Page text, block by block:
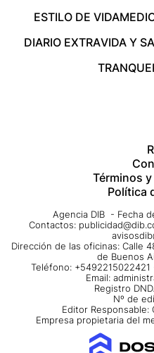
ESTILO DE VIDA
DIARIO EXTRAVIDA Y
Términos
Política
Agencia DIB - Fecha
Contactos:
Dirección de las oficinas: Calle
de Buenos
Teléfono:
Email:
Registro
Nº de
Editor Responsable:
Empresa propietaria del